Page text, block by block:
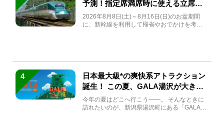
予測！指定席満席時に使える立席特
急券も解説
2026年8月8日(土)～8月16日(日)のお盆期間
に、新幹線を利用して帰省やおでかけを考え
4
日本最大級*の爽快系アトラクション
誕生！ この夏、GALA湯沢が大きく
生まれ変わる
今年の夏はどこへ行こう――。 そんなときに
訪れたいのが、新潟県湯沢町にある「GALA湯